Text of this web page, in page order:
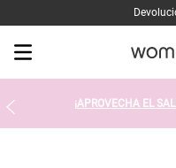
¡APROVECHA EL